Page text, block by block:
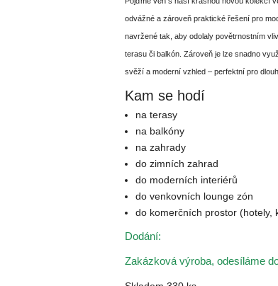
odvážné a zároveň praktické řešení pro
navržené tak, aby odolaly povětrnostním
terasu či balkón. Zároveň je lze snadno
svěží a moderní vzhled – perfektní pro
Kam se hodí
na terasy
na balkóny
na zahrady
do zimních zahrad
do moderních interiérů
do venkovních lounge zón
do komerčních prostor (hotely,
Dodání:
Zakázková výroba, odesíláme